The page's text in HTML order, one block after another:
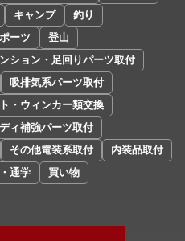
キャンプ
釣り
ーツ
登山
ション・足回りパーツ取付
吸排気系パーツ取付
・ウィンカー類交換
ィ補強パーツ取付
その他電装系取付
内装品取付
通学 買い物